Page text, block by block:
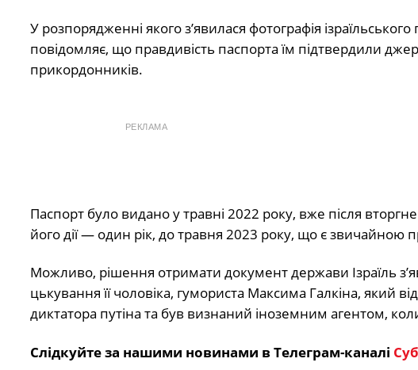
У розпорядженні якого з’явилася фотографія
повідомляє, що правдивість паспорта їм підтвердили
прикордонників.
РЕКЛАМА
Паспорт було видано у травні 2022 року, вже після
його дії — один рік, до травня 2023 року, що є звичайною
Можливо, рішення отримати документ держави Ізраїль
цькування її чоловіка, гумориста Максима Галкіна, який
диктатора путіна та був визнаний іноземним агентом,
Слідкуйте за нашими новинами в Телеграм-каналі